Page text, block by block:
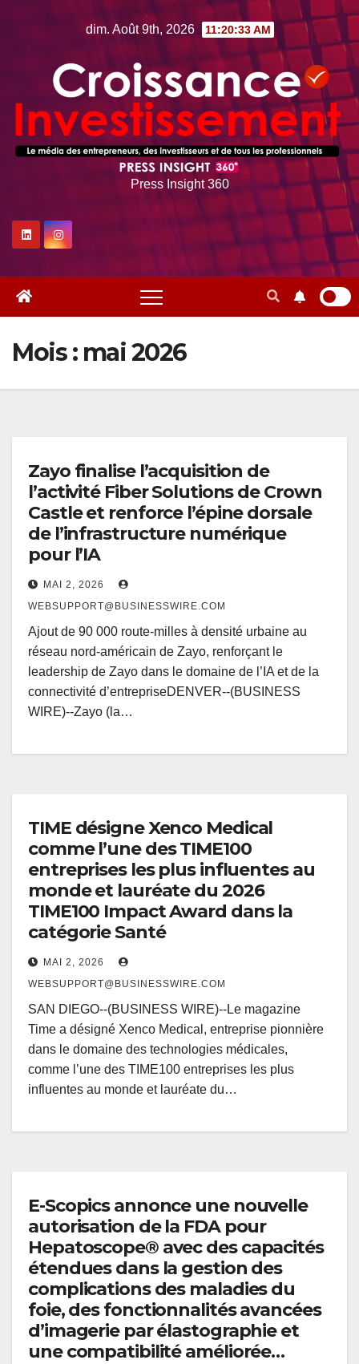
dim. Août 9th, 2026 11:20:35 AM
Press Insight 360
Mois : mai 2026
Zayo finalise l’acquisition de
l’activité Fiber Solutions de Crown
Castle et renforce l’épine dorsale
de l’infrastructure numérique
pour l’IA
MAI 2, 2026
WEBSUPPORT@BUSINESSWIRE.COM
Ajout de 90 000 route-milles à densité urbaine au
réseau nord-américain de Zayo, renforçant le
leadership de Zayo dans le domaine de l’IA et de la
connectivité d’entrepriseDENVER--(BUSINESS
WIRE)--Zayo (la…
TIME désigne Xenco Medical
comme l’une des TIME100
entreprises les plus influentes au
monde et lauréate du 2026
TIME100 Impact Award dans la
catégorie Santé
MAI 2, 2026
WEBSUPPORT@BUSINESSWIRE.COM
SAN DIEGO--(BUSINESS WIRE)--Le magazine
Time a désigné Xenco Medical, entreprise pionnière
dans le domaine des technologies médicales,
comme l’une des TIME100 entreprises les plus
influentes au monde et lauréate du…
E-Scopics annonce une nouvelle
autorisation de la FDA pour
Hepatoscope® avec des capacités
étendues dans la gestion des
complications des maladies du
foie, des fonctionnalités avancées
d’imagerie par élastographie et
une compatibilité améliorée…